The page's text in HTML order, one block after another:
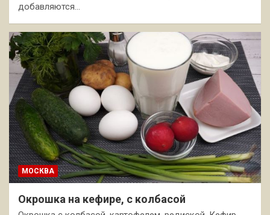
добавляются…
МОСКВА
Окрошка на кефире, с колбасой